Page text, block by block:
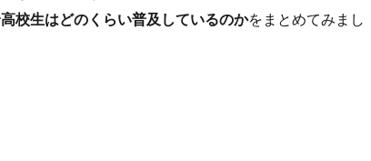
高校生はどのくらい普及しているのかをまとめてみまし